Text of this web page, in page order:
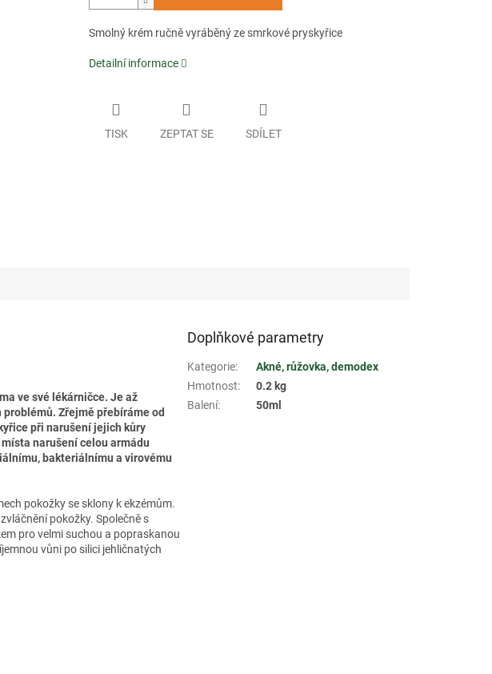
Smolný krém ručně vyráběný ze smrkové pryskyřice
Detailní informace
TISK ZEPTAT SE SDÍLET
ve své lékárničce. Je až
Zřejmě přebíráme od
při narušení jejich kůry
narušení celou armádu
bakteriálnímu a virovému
pokožky se sklony k ekzémům.
pokožky. Společně s
pro velmi suchou a popraskanou
vůni po silici jehličnatých
Doplňkové parametry
Kategorie:
Akné, růžovka, demodex
Hmotnost:
0.2 kg
Balení: 50ml